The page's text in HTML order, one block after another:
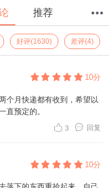
推荐
购物车 我的当当
好评(1630) 差评(4)
10分
个月快递都有收到，希望以
直预定的。
回复
3
10分